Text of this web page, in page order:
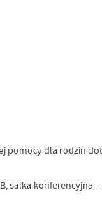
pomocy dla rodzin
salka konferencyjna –